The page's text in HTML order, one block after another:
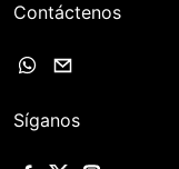
Contáctenos
Síganos